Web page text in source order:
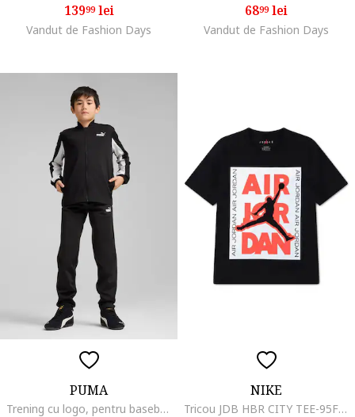
13999lei
Vandut de Fashion Days
6899lei
Vandut de Fashion Days
PUMA
Trening cu logo, pentru baseball, Negru/Alb optic
NIKE
Tricou JDB HBR CITY TEE-95F495-023